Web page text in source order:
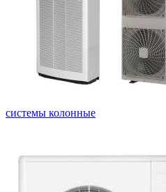
системы колонные